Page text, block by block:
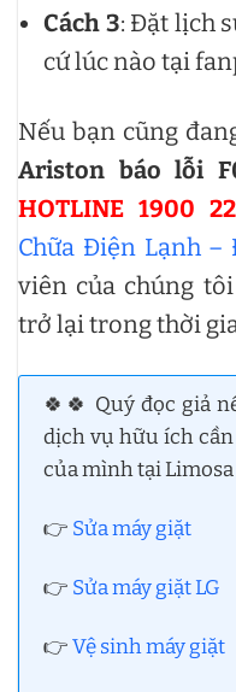
Cách 3: Đặt lịch
cứ lúc nào tại
Nếu bạn cũng
Ariston báo lỗi
HOTLINE 1900
Chữa Điện Lạnh –
viên của chúng
trở lại trong thời
🍀🍀 Quý đọc giả
dịch vụ hữu ích
của mình tại
👉 Sửa máy giặt
👉 Sửa máy giặt LG
👉Vệ sinh máy giặt